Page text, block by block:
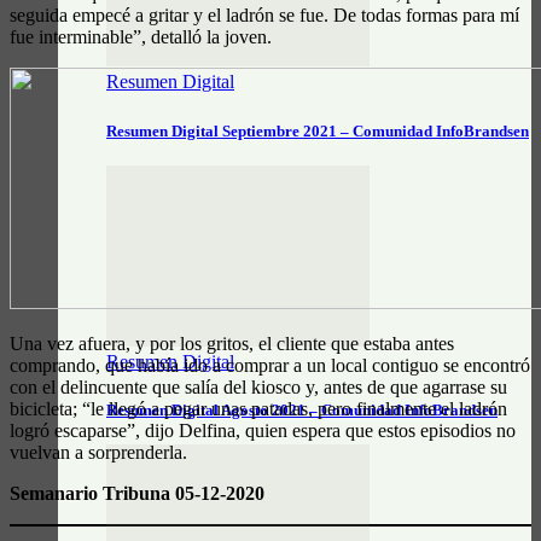
Resumen Digital
Resumen Digital Septiembre 2021 – Comunidad InfoBrandsen
Resumen Digital
Resumen Digital Agosto 2021 – Comunidad InfoBrandsen
seguida empecé a gritar y el ladrón se fue. De todas formas para mí
fue interminable”, detalló la joven.
Una vez afuera, y por los gritos, el cliente que estaba antes
comprando, que había ido a comprar a un local contiguo se encontró
con el delincuente que salía del kiosco y, antes de que agarrase su
bicicleta; “le llegó a pegar unas patadas, pero finalmente el ladrón
logró escaparse”, dijo Delfina, quien espera que estos episodios no
vuelvan a sorprenderla.
Semanario Tribuna 05-12-2020